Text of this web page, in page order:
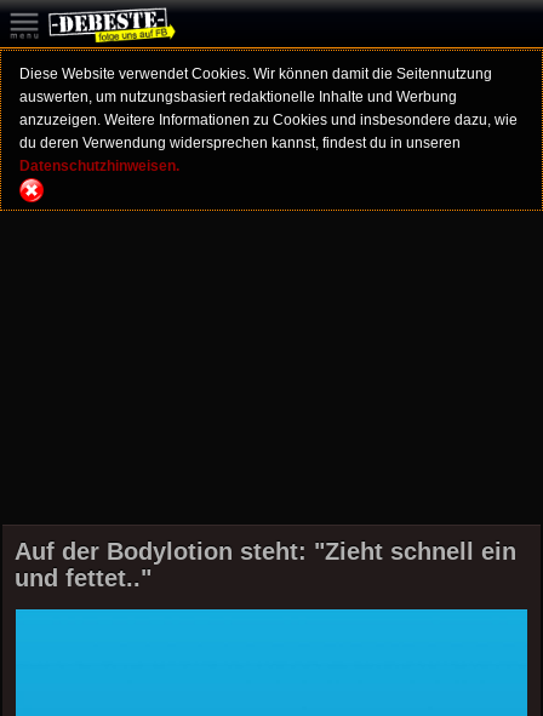
Diese Website verwendet Cookies. Wir können damit die Seitennutzung
auswerten, um nutzungsbasiert redaktionelle Inhalte und Werbung
anzuzeigen. Weitere Informationen zu Cookies und insbesondere dazu, wie
du deren Verwendung widersprechen kannst, findest du in unseren
Datenschutzhinweisen.
Auf der Bodylotion steht: "Zieht schnell ein
und fettet.."